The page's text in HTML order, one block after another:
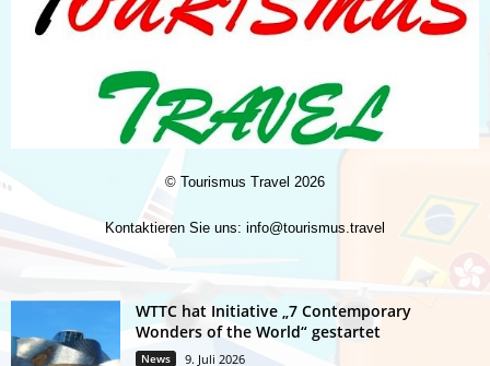
© Tourismus Travel 2026
Kontaktieren Sie uns: info@tourismus.travel
WTTC hat Initiative „7 Contemporary
Wonders of the World“ gestartet
News 9. Juli 2026